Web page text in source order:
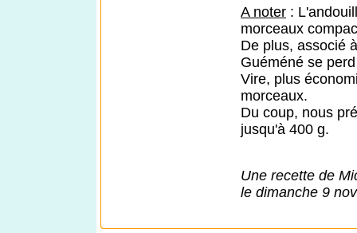
A noter :
morceaux
De plus, associé
Guéméné se
Vire, plus
morceaux.
Du coup, nous
jusqu'à 400 g.
Une recette de
le dimanche 9